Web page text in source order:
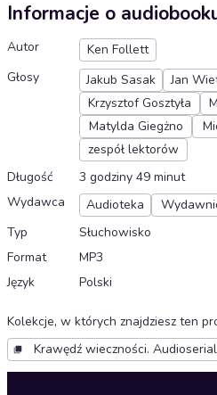
Informacje o
Autor
Ken Follett
Głosy
Jakub Sasak Jan
Krzysztof Gosztyła
Matylda Giegżno
zespół lektorów
Długość
3 godziny 49 minut
Wydawca
Audioteka
Typ
Słuchowisko
Format
MP3
Język
Polski
Kolekcje, w których znajdziesz ten
Krawędź wieczności. Audioserial